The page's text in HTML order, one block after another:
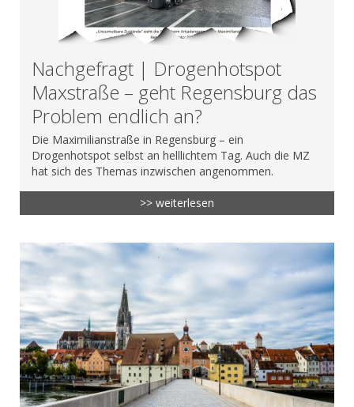
Nachgefragt | Drogenhotspot
Maxstraße – geht Regensburg das
Problem endlich an?
Die Maximilianstraße in Regensburg – ein
Drogenhotspot selbst an helllichtem Tag. Auch die MZ
hat sich des Themas inzwischen angenommen.
>> weiterlesen